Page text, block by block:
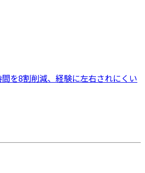
を8割削減、経験に左右されにくい